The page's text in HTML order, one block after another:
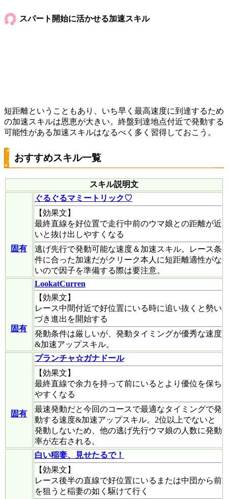
スパート開始に活かせる加速スキル
短距離ということもあり、いち早く最高速度に到達するため
の加速スキルは恩恵が大きい。終盤到達地点付近で発動する
可能性がある加速スキルはなるべく多く習得しておこう。
おすすめスキル一覧
スキル説明文
固有
ぐるぐるマミートリック♡
【効果文】
最終直線を好位置で走行中前のウマ娘との距離が近
いと抜け出しやすくなる
逃げ先行で発動可能な速度＆加速スキル。レース条
件に合った加速だがクリーク本人に短距離適性がな
いので因子を準備する際は要注意。
固有
LookatCurren
【効果文】
レース中間付近で好位置にいる時に追い抜くと勢い
づき進出を開始する
発動条件は厳しいが、発動タイミングが優秀な速度
&加速アップスキル。
固有
プランチャ☆ガナドール
【効果文】
最終直線で余力を持って前にいるとより優位を保ち
やすくなる
最速発動だと今回のコースで最適なタイミングで発
動する速度&加速アップスキル。2位以上でないと
発動しないため、他の逃げ先行ウマ娘の人数に発動
率が左右される。
白い稲妻、見せたるで！
【効果文】
レース後半の直線で好位置にいるまたは中団から前
を狙うと稲妻の如く駆けて行く